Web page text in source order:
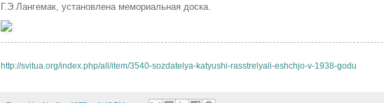
Г.Э.Лангемак, установлена мемориальная доска.
http://svitua.org/index.php/all/item/3540-sozdatelya-katyushi-rasstrelyali-eshchjo-v-1938-godu